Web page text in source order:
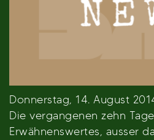
Donnerstag, 14. August
Die vergangenen zehn
Erwähnenswertes, ausser